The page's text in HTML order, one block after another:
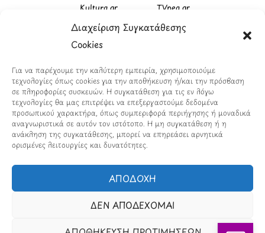
Διαχείριση Συγκατάθεσης
Cookies
Για να παρέχουμε την καλύτερη εμπειρία, χρησιμοποιούμε
τεχνολογίες όπως cookies για την αποθήκευση ή/και την πρόσβαση
σε πληροφορίες συσκευών. Η συγκατάθεση για τις εν λόγω
τεχνολογίες θα μας επιτρέψει να επεξεργαστούμε δεδομένα
προσωπικού χαρακτήρα, όπως συμπεριφορά περιήγησης ή μοναδικά
αναγνωριστικά σε αυτόν τον ιστότοπο. Η μη συγκατάθεση ή η
ανάκληση της συγκατάθεσης, μπορεί να επηρεάσει αρνητικά
ορισμένες λειτουργίες και δυνατότητες.
ΑΠΟΔΟΧΗ
ΔΕΝ ΑΠΟΔΕΧΟΜΑΙ
Kultura.gr TVnea.gr
Loatki.gr Upnow.gr
ModernaGynaika.gr Xristianika.gr
OikonomiaPlus.gr ZoumeKalytera.gr
Oikotropia.gr ZoumeSpiti.gr
Perepet.gr
Orama Group(Orama Group Μ.Ι.Κ.Ε.) |
Α.Φ.Μ. 801086294 – Δ.Ο.Υ. ΚΕΦΟΔΕ Αττικής | Γ.Ε.ΜΗ
148748903000 | Έδρα: Αθήνα, Ελλάδα |